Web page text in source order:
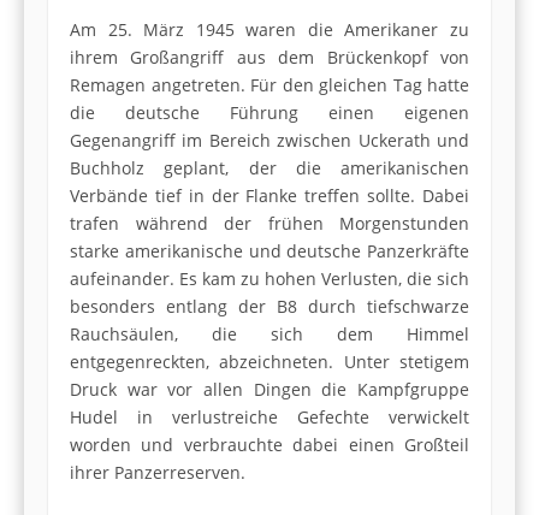
Am 25. März 1945 waren die Amerikaner zu
ihrem Großangriff aus dem Brückenkopf von
Remagen angetreten. Für den gleichen Tag hatte
die deutsche Führung einen eigenen
Gegenangriff im Bereich zwischen Uckerath und
Buchholz geplant, der die amerikanischen
Verbände tief in der Flanke treffen sollte. Dabei
trafen während der frühen Morgenstunden
starke amerikanische und deutsche Panzerkräfte
aufeinander. Es kam zu hohen Verlusten, die sich
besonders entlang der B8 durch tiefschwarze
Rauchsäulen, die sich dem Himmel
entgegenreckten, abzeichneten. Unter stetigem
Druck war vor allen Dingen die Kampfgruppe
Hudel in verlustreiche Gefechte verwickelt
worden und verbrauchte dabei einen Großteil
ihrer Panzerreserven.